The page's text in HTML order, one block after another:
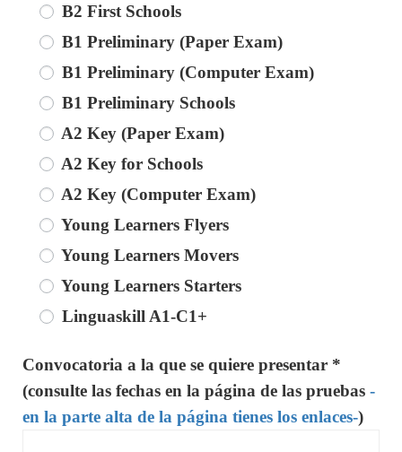
B2 First Schools
B1 Preliminary (Paper Exam)
B1 Preliminary (Computer Exam)
B1 Preliminary Schools
A2 Key (Paper Exam)
A2 Key for Schools
A2 Key (Computer Exam)
Young Learners Flyers
Young Learners Movers
Young Learners Starters
Linguaskill A1-C1+
Convocatoria a la que se quiere presentar *
(consulte las fechas en la página de las pruebas -
en la parte alta de la página tienes los enlaces-)